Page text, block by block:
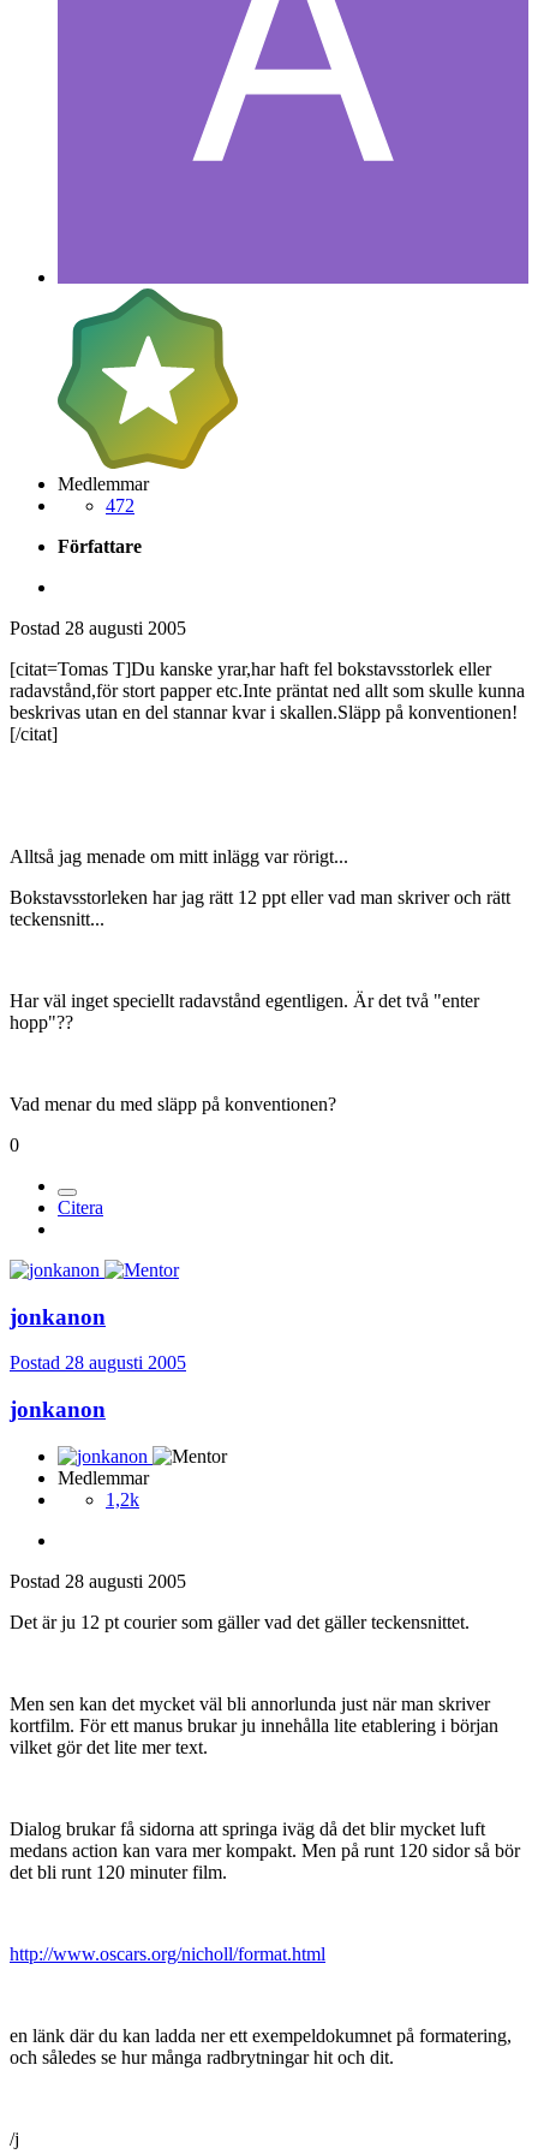
Medlemmar
472
Författare
Postad 28 augusti 2005
[citat=Tomas T]Du kanske yrar,har haft fel bokstavsstorlek eller
radavstånd,för stort papper etc.Inte präntat ned allt som skulle kunna
beskrivas utan en del stannar kvar i skallen.Släpp på konventionen!
[/citat]
Alltså jag menade om mitt inlägg var rörigt...
Bokstavsstorleken har jag rätt 12 ppt eller vad man skriver och rätt
teckensnitt...
Har väl inget speciellt radavstånd egentligen. Är det två "enter
hopp"??
Vad menar du med släpp på konventionen?
0
Citera
jonkanon
Postad 28 augusti 2005
jonkanon
Medlemmar
1,2k
Postad 28 augusti 2005
Det är ju 12 pt courier som gäller vad det gäller teckensnittet.
Men sen kan det mycket väl bli annorlunda just när man skriver
kortfilm. För ett manus brukar ju innehålla lite etablering i början
vilket gör det lite mer text.
Dialog brukar få sidorna att springa iväg då det blir mycket luft
medans action kan vara mer kompakt. Men på runt 120 sidor så bör
det bli runt 120 minuter film.
http://www.oscars.org/nicholl/format.html
en länk där du kan ladda ner ett exempeldokumnet på formatering,
och således se hur många radbrytningar hit och dit.
/j